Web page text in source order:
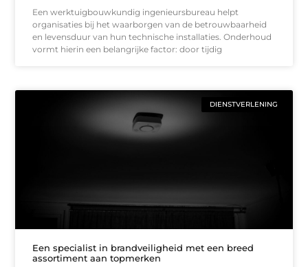
Een werktuigbouwkundig ingenieursbureau helpt
organisaties bij het waarborgen van de betrouwbaarheid
en levensduur van hun technische installaties. Onderhoud
vormt hierin een belangrijke factor: door tijdig
DIENSTVERLENING
Een specialist in brandveiligheid met een breed
assortiment aan topmerken